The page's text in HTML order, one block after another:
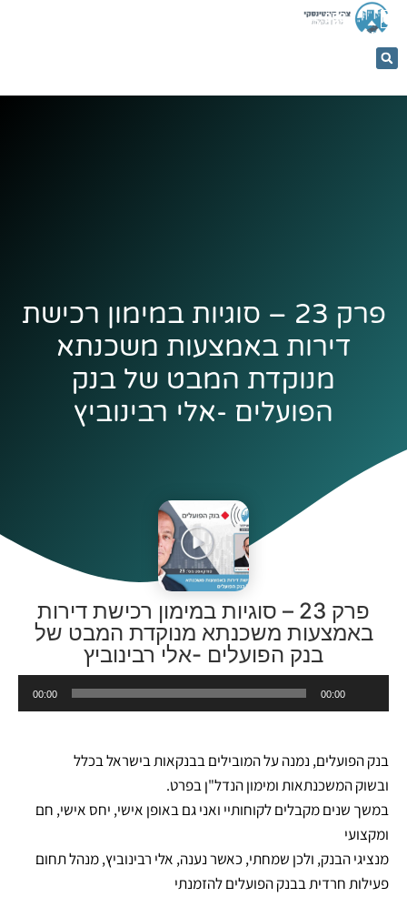
053-
5366884
פרק 23 – סוגיות במימון רכישת
דירות באמצעות משכנתא
מנוקדת המבט של בנק
הפועלים -אלי רבינוביץ
פרק 23 – סוגיות במימון רכישת דירות
באמצעות משכנתא מנוקדת המבט של
בנק הפועלים -אלי רבינוביץ
אודיו
00:00
00:00
בנק הפועלים, נמנה על המובילים בבנקאות בישראל בכלל
ובשוק המשכנתאות ומימון הנדל"ן בפרט.
במשך שנים מקבלים לקוחותיי ואני גם באופן אישי, יחס אישי, חם
ומקצועי
מנציגי הבנק, ולכן שמחתי, כאשר נענה, אלי רבינוביץ, מנהל תחום
פעילות חרדית בבנק הפועלים להזמנתי